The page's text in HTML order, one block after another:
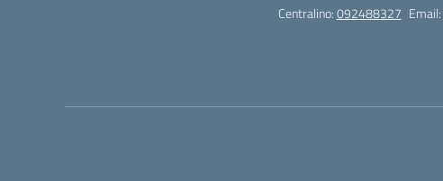
Centralino:092488327 Email: